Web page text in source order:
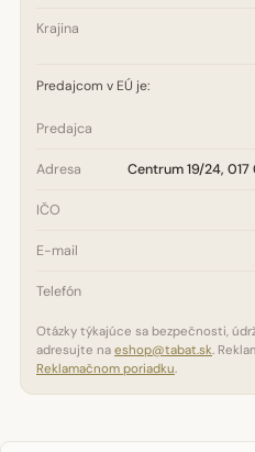
Krajina
Predajcom v EÚ je:
Predajca
Adresa Centrum 19/24, 017
IČO
E-mail
Telefón
Otázky týkajúce sa bezpečnosti,
adresujte na eshop@tabat.sk.
Reklamačnom poriadku.